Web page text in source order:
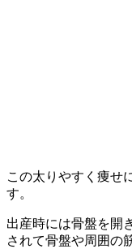
この太りやすく痩せ
す。
出産時には骨盤を開
されて骨盤や周囲の